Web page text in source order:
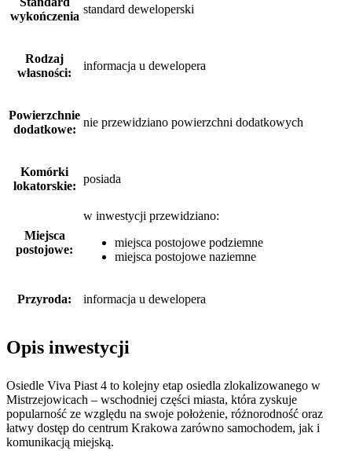
wykończenia
standard deweloperski
Rodzaj
własności:
informacja u dewelopera
Powierzchnie
dodatkowe:
nie przewidziano powierzchni dodatkowych
Komórki
lokatorskie:
posiada
Miejsca
postojowe:
w inwestycji przewidziano:
miejsca postojowe podziemne
miejsca postojowe naziemne
Przyroda: informacja u dewelopera
Opis inwestycji
Osiedle Viva Piast 4 to kolejny etap osiedla zlokalizowanego w
Mistrzejowicach – wschodniej części miasta, która zyskuje
popularność ze względu na swoje położenie, różnorodność oraz
łatwy dostęp do centrum Krakowa zarówno samochodem, jak i
komunikacją miejską.